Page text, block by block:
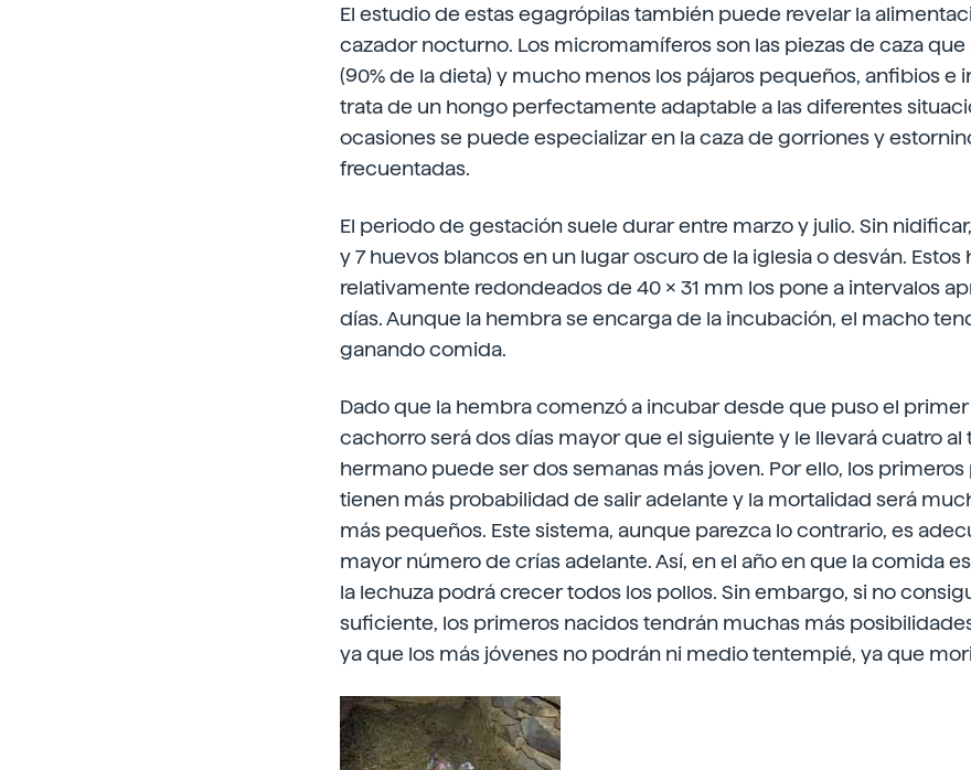
El estudio de estas egagrópilas también puede revelar la
cazador nocturno. Los micromamíferos son las piezas de caza
(90% de la dieta) y mucho menos los pájaros pequeños, anfibios e
trata de un hongo perfectamente adaptable a las diferentes
ocasiones se puede especializar en la caza de gorriones y
frecuentadas.
El periodo de gestación suele durar entre marzo y julio. Sin
y 7 huevos blancos en un lugar oscuro de la iglesia o desván. Estos
relativamente redondeados de 40 x 31 mm los pone a intervalos
días. Aunque la hembra se encarga de la incubación, el macho
ganando comida.
Dado que la hembra comenzó a incubar desde que puso el
cachorro será dos días mayor que el siguiente y le llevará cuatro al
hermano puede ser dos semanas más joven. Por ello, los
tienen más probabilidad de salir adelante y la mortalidad será
más pequeños. Este sistema, aunque parezca lo contrario, es
mayor número de crías adelante. Así, en el año en que la comida
la lechuza podrá crecer todos los pollos. Sin embargo, si no
suficiente, los primeros nacidos tendrán muchas más
ya que los más jóvenes no podrán ni medio tentempié, ya que